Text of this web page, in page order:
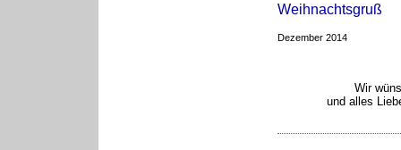
Weihnachtsgruß
Dezember 2014
Wir
und alles